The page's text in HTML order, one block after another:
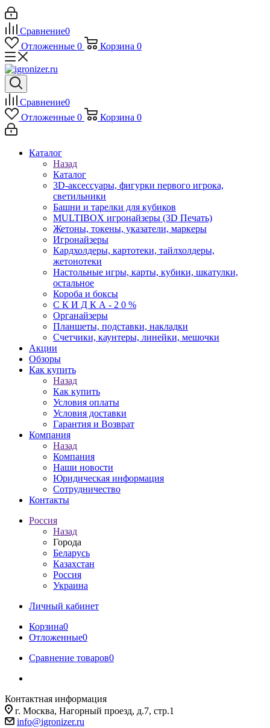
Сравнение0
Отложенные 0 Корзина 0
Сравнение0
Отложенные 0 Корзина 0
Каталог
Назад
Каталог
3D-аксессуары, фигурки первого игрока,
светильники
Башни и тарелки для кубиков
MULTIBOX игронайзеры (3D Печать)
Жетоны, токены, указатели, маркеры
Игронайзеры
Кардхолдеры, картотеки, тайлхолдеры,
жетонотеки
Настольные игры, карты, кубики, шкатулки,
остальное
Короба и боксы
С К И Д К А - 2 0 %
Органайзеры
Планшеты, подставки, накладки
Счетчики, каунтеры, линейки, мешочки
Акции
Обзоры
Как купить
Назад
Как купить
Условия оплаты
Условия доставки
Гарантия и Возврат
Компания
Назад
Компания
Наши новости
Юридическая информация
Сотрудничество
Контакты
Россия
Назад
Города
Беларусь
Казахстан
Россия
Украина
Личный кабинет
Корзина0
Отложенные0
Сравнение товаров0
Контактная информация
г. Москва, Нагорный проезд, д.7, стр.1
info@igronizer.ru